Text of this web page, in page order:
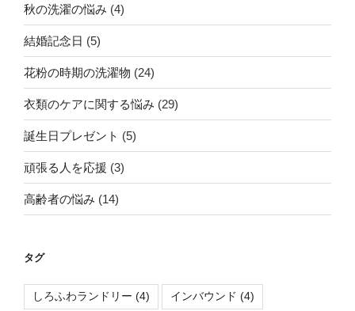
秋の洗濯の悩み (4)
結婚記念日 (5)
花粉の時期の洗濯物 (24)
衣類のケアに関する悩み (29)
誕生日プレゼント (5)
頑張る人を応援 (3)
高齢者の悩み (14)
タグ
しろふわランドリー (4) インバウンド (4)